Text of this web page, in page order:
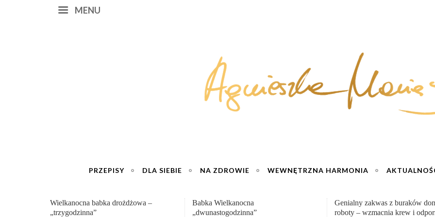
MENU
PRZEPISY DLA SIEBIE NA ZDROWIE WEWNĘTRZNA HARMONIA
Babka Wielkanocna
„dwunastogodzinna”
Genialny zakwas z buraków domowej
roboty – wzmacnia krew i odporność
„Przemiana” Podróż do siły i